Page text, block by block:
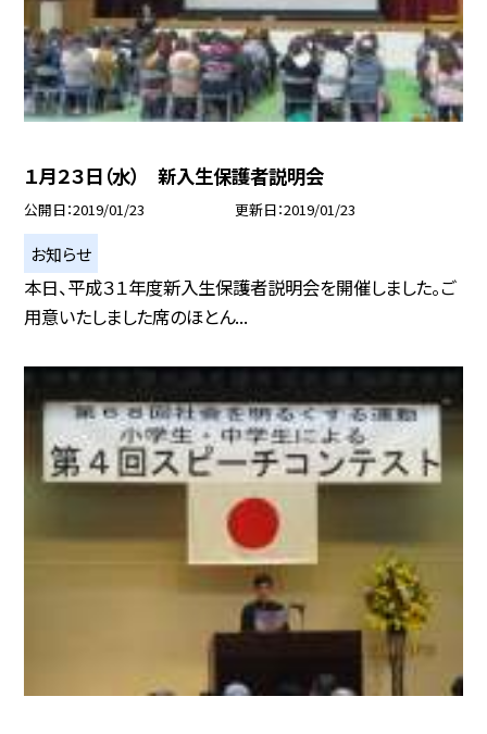
１月２３日（水） 新入生保護者説明会
公開日 2019/01/23 更新日 2019/01/23
お知らせ
本日、平成３１年度新入生保護者説明会を開催しました。ご
用意いたしました席のほとん...